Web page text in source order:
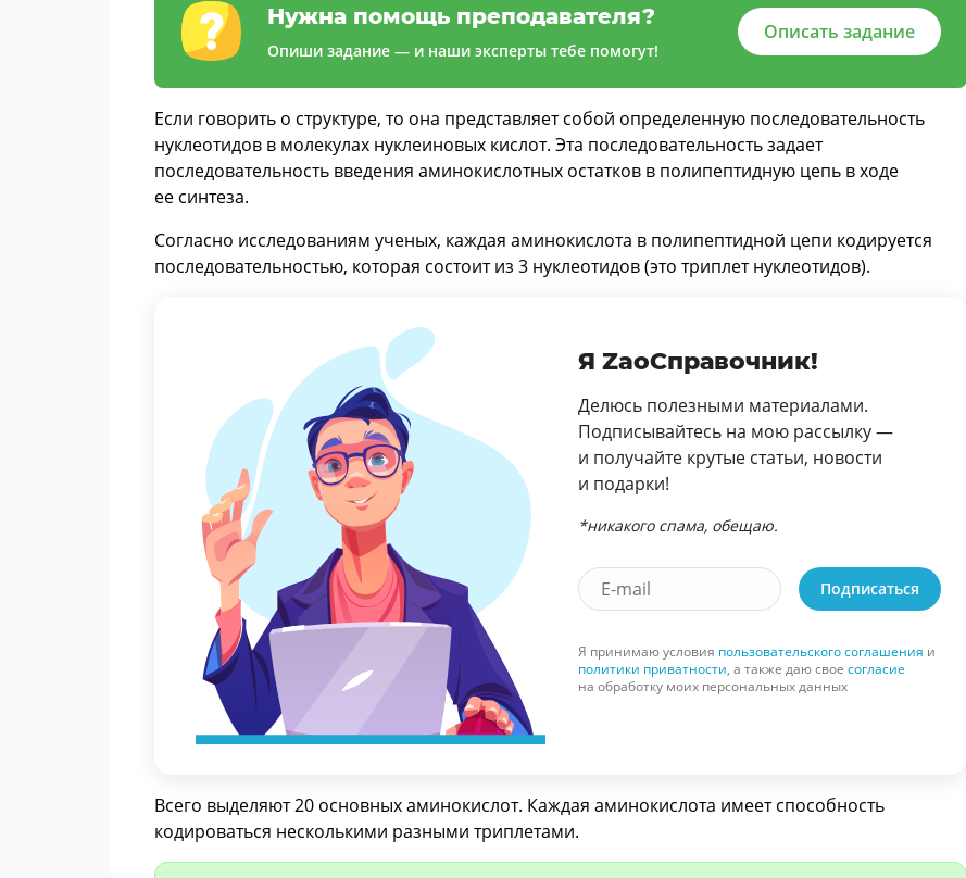
Нужна помощь преподавателя?
Опиши задание — и наши эксперты тебе помогут!
Описать задание
Если говорить о структуре, то она представляет собой определенную последовательность
нуклеотидов в молекулах нуклеиновых кислот. Эта последовательность задает
последовательность введения аминокислотных остатков в полипептидную цепь в ходе
ее синтеза.
Согласно исследованиям ученых, каждая аминокислота в полипептидной цепи кодируется
последовательностью, которая состоит из 3 нуклеотидов (это триплет нуклеотидов).
Я ZaoСправочник!
Делюсь полезными материалами.
Подписывайтесь на мою рассылку —
и получайте крутые статьи, новости
и подарки!
*никакого спама, обещаю.
Подписаться
Я принимаю условия пользовательского соглашения и
политики приватности, а также даю свое согласие
на обработку моих персональных данных
Всего выделяют 20 основных аминокислот. Каждая аминокислота имеет способность
кодироваться несколькими разными триплетами.